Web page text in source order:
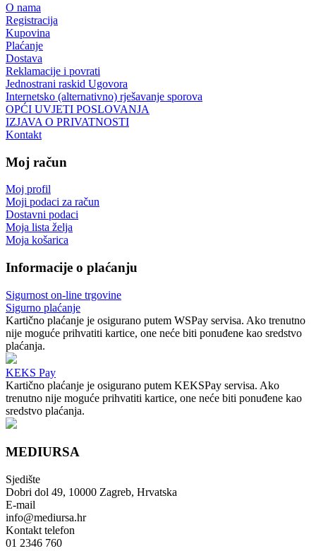
O nama
Registracija
Kupovina
Plaćanje
Dostava
Reklamacije i povrati
Jednostrani raskid Ugovora
Internetsko (alternativno) rješavanje sporova
OPĆI UVJETI POSLOVANJA
IZJAVA O PRIVATNOSTI
Kontakt
Moj račun
Moj profil
Moji podaci za račun
Dostavni podaci
Moja lista želja
Moja košarica
Informacije o plaćanju
Sigurnost on-line trgovine
Sigurno plaćanje
Kartično plaćanje je osigurano putem WSPay servisa. Ako trenutno
nije moguće prihvatiti kartice, one neće biti ponuđene kao sredstvo
plaćanja.
KEKS Pay
Kartično plaćanje je osigurano putem KEKSPay servisa. Ako
trenutno nije moguće prihvatiti kartice, one neće biti ponuđene kao
sredstvo plaćanja.
MEDIURSA
Sjedište
Dobri dol 49, 10000 Zagreb, Hrvatska
E-mail
info@mediursa.hr
Kontakt telefon
01 2346 760